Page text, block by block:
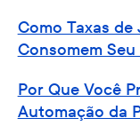
Como Taxas
Consomem
Por Que Você
Automação da